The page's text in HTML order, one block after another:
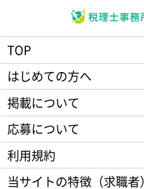
TOP
はじめての方へ
掲載について
応募について
利用規約
当サイトの特徴（求職者）